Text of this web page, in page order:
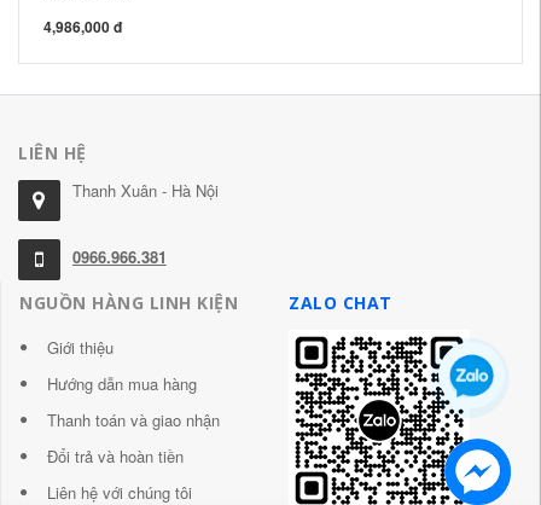
4,986,000 đ
LIÊN HỆ
Thanh Xuân - Hà Nội
0966.966.381
NGUỒN HÀNG LINH KIỆN
Giới thiệu
Hướng dẫn mua hàng
Thanh toán và giao nhận
Đổi trả và hoàn tiền
Liên hệ với chúng tôi
ZALO CHAT